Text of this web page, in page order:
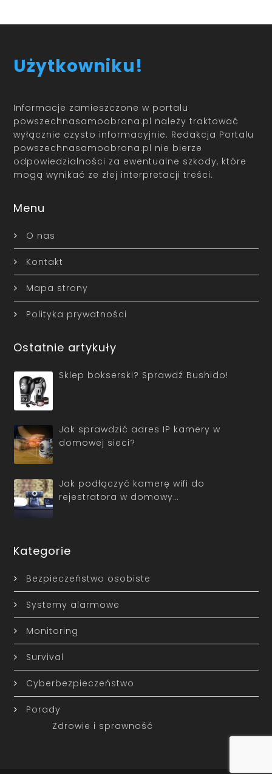
Użytkowniku!
Informacje zamieszczone w portalu
powszechnasamoobrona.pl należy traktować
wyłącznie czysto informacyjnie. Redakcja Portalu
powszechnasamoobrona.pl nie bierze
odpowiedzialności za ewentualne szkody, które
mogą wynikać ze złej interpretacji treści.
Menu
O nas
Kontakt
Mapa strony
Polityka prywatności
Ostatnie artykuły
Sklep bokserski? Sprawdź Bushido!
Jak sprawdzić adres IP kamery w
domowej sieci?
Jak podłączyć kamerę wifi do
rejestratora w domowy…
Kategorie
Bezpieczeństwo osobiste
Systemy alarmowe
Monitoring
Survival
Cyberbezpieczeństwo
Porady
Zdrowie i sprawność